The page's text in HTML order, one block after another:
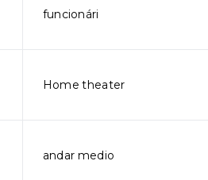
funcionári
Home theater
andar medio